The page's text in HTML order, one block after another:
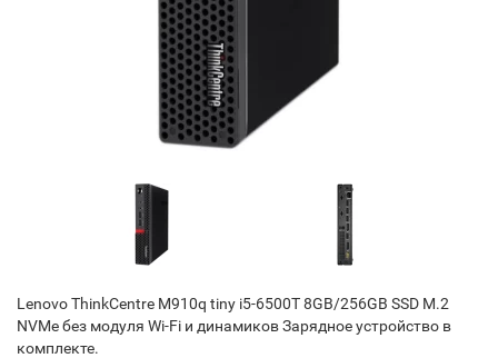
Lenovo ThinkCentre M910q tiny i5-6500T 8GB/256GB SSD M.2
NVMe без модуля Wi-Fi и динамиков Зарядное устройство в
комплекте.